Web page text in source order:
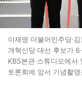
이재명 더불어민주당·
개혁신당 대선 후보가
KBS본관 스튜디오에서
토론회에 앞서 기념촬